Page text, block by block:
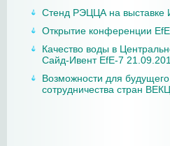
Стенд РЭЦЦА на выставке
Открытие конференции
Качество воды в
Сайд-Ивент EfE-7
Возможности для будущего
сотрудничества стран